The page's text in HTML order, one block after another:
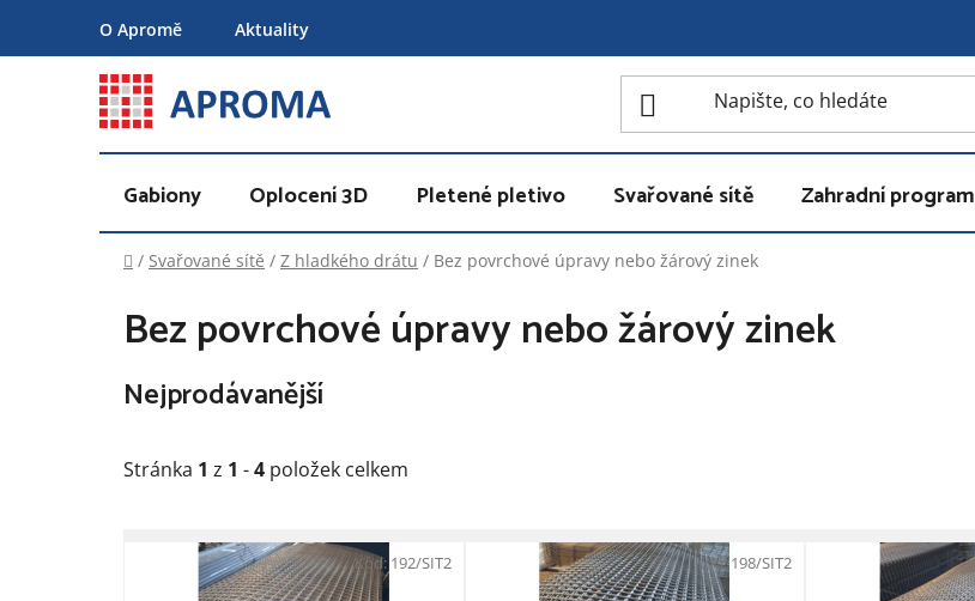
obsah
O Apromě Aktuality
Gabiony Oplocení 3D Pletené pletivo Svařované sítě Zahradní program
Domů
/ Svařované sítě / Z hladkého drátu / Bez povrchové úpravy nebo žárový zinek
Bez povrchové úpravy nebo žárový zinek
Nejprodávanější
Stránka 1 z 1 -4 položek celkem
Kód: 192/SIT2 Kód:198/SIT2